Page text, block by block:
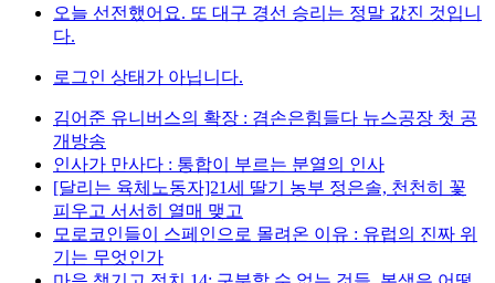
오늘 선전했어요. 또 대구 경선 승리는 정말 값진 것입니
다.
로그인 상태가 아닙니다.
김어준 유니버스의 확장 : 겸손은힘들다 뉴스공장 첫 공
개방송
인사가 만사다 : 통합이 부르는 분열의 인사
[달리는 육체노동자]21세 딸기 농부 정은솔, 천천히 꽃
피우고 서서히 열매 맺고
모로코인들이 스페인으로 몰려온 이유 : 유럽의 진짜 위
기는 무엇인가